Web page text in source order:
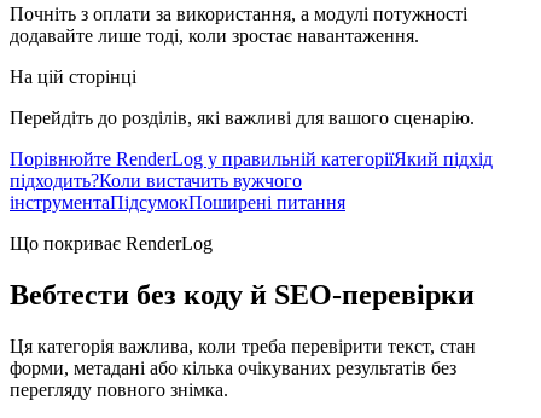
Почніть з оплати за використання, а модулі потужності
додавайте лише тоді, коли зростає навантаження.
На цій сторінці
Перейдіть до розділів, які важливі для вашого сценарію.
Порівнюйте RenderLog у правильній категоріїЯкий підхід
підходить?Коли вистачить вужчого
інструментаПідсумокПоширені питання
Що покриває RenderLog
Вебтести без коду й SEO-перевірки
Ця категорія важлива, коли треба перевірити текст, стан
форми, метадані або кілька очікуваних результатів без
перегляду повного знімка.